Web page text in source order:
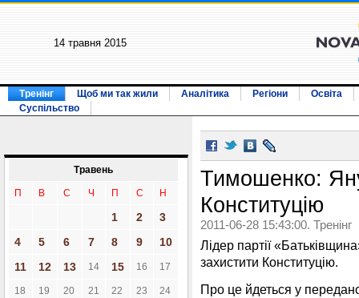
14 травня 2015
Тренінг Щоб ми так жили Аналітика Регіони
Освіта
Суспільство
Травень
П В С Ч П С Н
1 2
3
4
5 6 7 8 9
10
11
12 13 14 15 16 17
18 19 20 21 22 23 24
Тимошенко:
Конституцію
2011-06-28 15:43:00. Тренінг
Лідер партії
захистити Конституцію.
Про це йдеться у